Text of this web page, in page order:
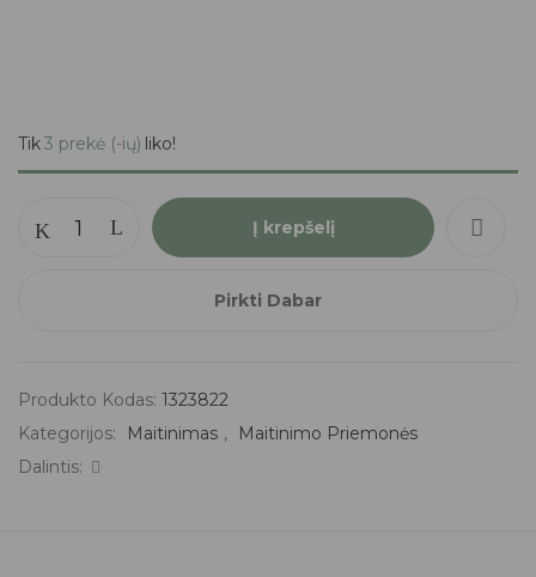
Tik3 prekė (-ių) liko!
Į krepšelį
Pirkti Dabar
Produkto Kodas: 1323822
Kategorijos:
Maitinimas ,
Maitinimo Priemonės
Dalintis: